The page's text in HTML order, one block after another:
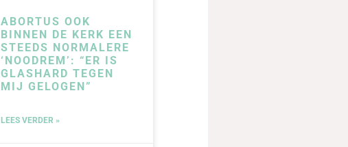
ABORTUS OOK
BINNEN DE KERK EEN
STEEDS NORMALERE
‘NOODREM’: “ER IS
GLASHARD TEGEN
MIJ GELOGEN”
LEES VERDER »